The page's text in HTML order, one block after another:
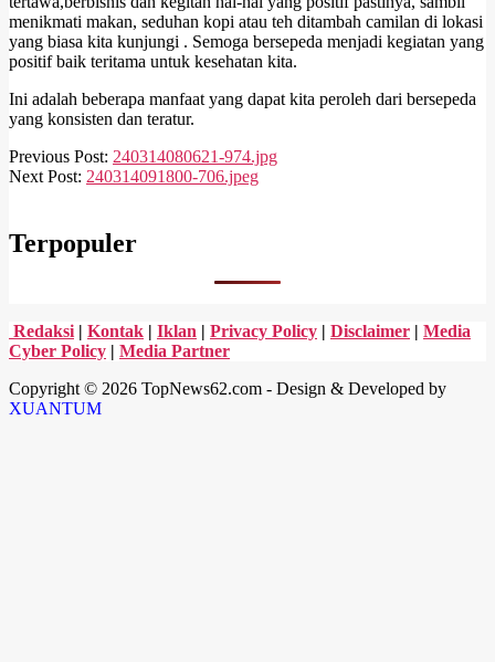
menikmati makan, seduhan kopi atau teh ditambah camilan di lokasi
yang biasa kita kunjungi . Semoga bersepeda menjadi kegiatan yang
positif baik teritama untuk kesehatan kita.
Ini adalah beberapa manfaat yang dapat kita peroleh dari bersepeda
yang konsisten dan teratur.
2024-
03-
Previous Post: 240314080621-974.jpg
Next Post: 240314091800-706.jpeg
Terpopuler
Redaksi | Kontak | Iklan | Privacy Policy | Disclaimer | Media
Cyber Policy | Media Partner
Copyright © 2026 TopNews62.com - Design & Developed by
XUANTUM